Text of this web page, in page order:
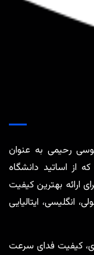
رحیمی به عنوان
از اساتید دانشگاه
ارائه بهترین کیفیت
انگلیسی، ایتالیایی
کیفیت فدای سرعت